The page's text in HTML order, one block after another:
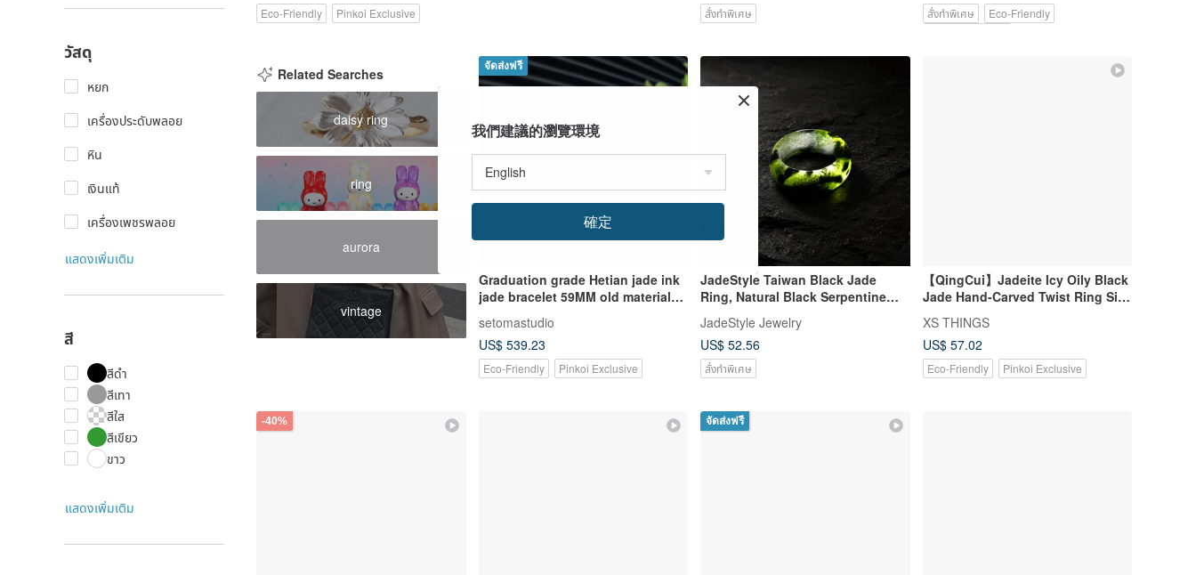
วัสดุ
หยก
เครื่องประดับพลอย
หิน
เงินแท้
เครื่องเพชรพลอย
แสดงเพิ่มเติม
สี
สีดำ
สีเทา
สีใส
สีเขียว
ขาว
แสดงเพิ่มเติม
Eco-Friendly Pinkoi Exclusive สั่งทำพิเศษ สั่งทำพิเศษ
Eco-Friendly
Related Searches
daisy ring
ring
aurora
vintage
จัดส่งฟรี
Graduation grade Hetian jade ink
jade bracelet 59MM old material
certificate of ancient charm
setomastudio
US$ 539.23
Eco-Friendly Pinkoi Exclusive
JadeStyle Taiwan Black Jade
Ring, Natural Black Serpentine
JadeStyle Jewelry
US$ 52.56
สั่งทำพิเศษ
【QingCui】Jadeite Icy Oily Black
Jade Hand-Carved Twist Ring Size
XS THINGS
US$ 57.02
Eco-Friendly Pinkoi Exclusive
-40% จัดส่งฟรี
我們建議的瀏覽環境
確定